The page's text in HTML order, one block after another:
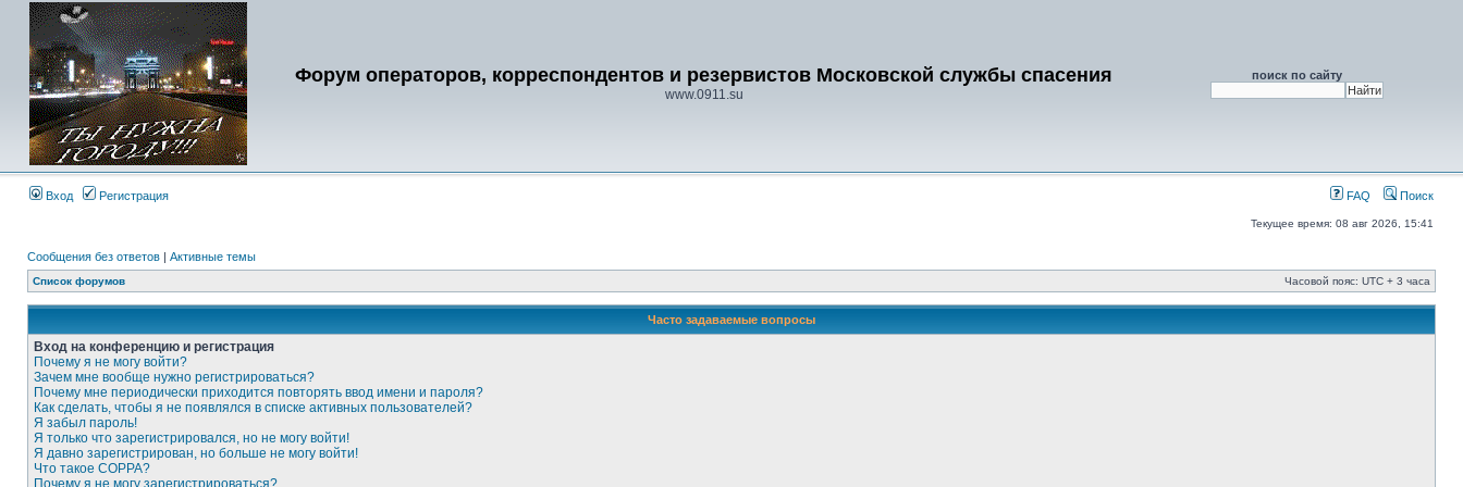
Форум операторов, корреспондентов и резервистов Московской службы спасения
www.0911.su
поиск по сайту
Вход Регистрация FAQ Поиск
Текущее время: 08 авг 2026, 15:41
Сообщения без ответов | Активные темы
Список форумов Часовой пояс: UTC + 3 часа
Часто задаваемые вопросы
Вход на конференцию и регистрация
Почему я не могу войти?
Зачем мне вообще нужно регистрироваться?
Почему мне периодически приходится повторять ввод имени и пароля?
Как сделать, чтобы я не появлялся в списке активных пользователей?
Я забыл пароль!
Я только что зарегистрировался, но не могу войти!
Я давно зарегистрирован, но больше не могу войти!
Что такое COPPA?
Почему я не могу зарегистрироваться?